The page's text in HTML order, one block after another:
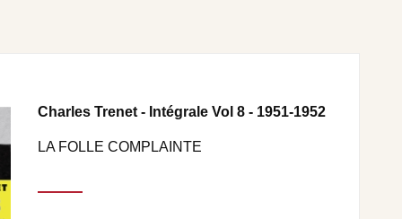
Charles Trenet - Intégrale Vol 8 - 1951-1952
LA FOLLE COMPLAINTE